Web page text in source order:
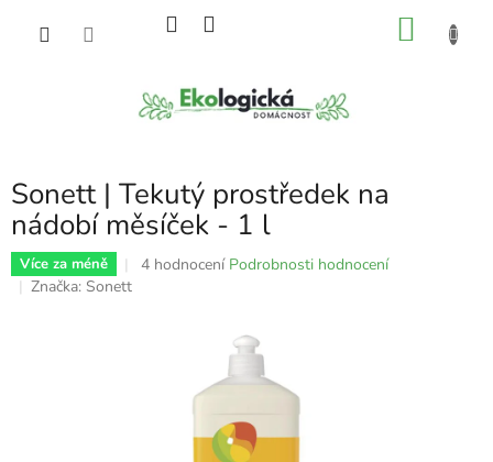
Sonett | Tekutý prostředek na
nádobí měsíček - 1 l
Více za méně
Průměrné
4 hodnocení Podrobnosti hodnocení
Značka: Sonett